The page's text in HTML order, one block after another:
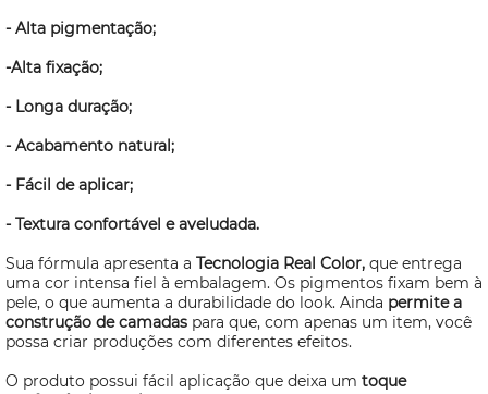
- Alta pigmentação;
-Alta fixação;
- Longa duração;
- Acabamento natural;
- Fácil de aplicar;
- Textura confortável e aveludada.
Sua fórmula apresenta a Tecnologia Real Color, que entrega
uma cor intensa fiel à embalagem. Os pigmentos fixam bem à
pele, o que aumenta a durabilidade do look. Ainda permite a
construção de camadas para que, com apenas um item, você
possa criar produções com diferentes efeitos.
O produto possui fácil aplicação que deixa um toque